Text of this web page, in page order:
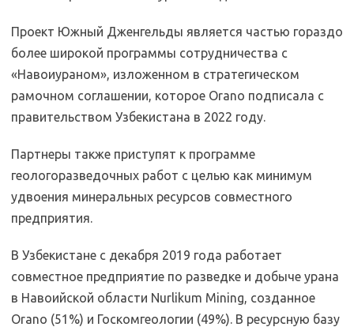
Проект Южный Дженгельды является частью гораздо
более широкой программы сотрудничества с
«Навоиураном», изложенном в стратегическом
рамочном соглашении, которое Orano подписала с
правительством Узбекистана в 2022 году.
Партнеры также приступят к программе
геологоразведочных работ с целью как минимум
удвоения минеральных ресурсов совместного
предприятия.
В Узбекистане с декабря 2019 года работает
совместное предприятие по разведке и добыче урана
в Навоийской области Nurlikum Mining, созданное
Orano (51%) и Госкомгеологии (49%). В ресурсную базу